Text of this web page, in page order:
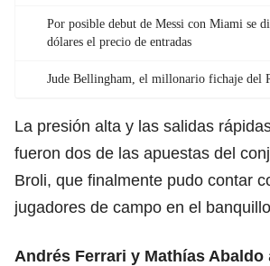
Por posible debut de Messi con Miami se
dólares el precio de entradas
Jude Bellingham, el millonario fichaje del
La presión alta y las salidas
fueron dos de las apuestas del
Broli, que finalmente pudo contar
jugadores de campo en el
Andrés Ferrari y Mathías Abaldo